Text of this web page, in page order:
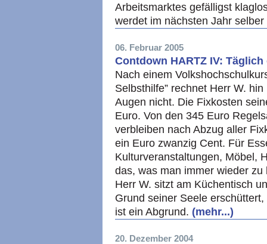
Arbeitsmarktes gefälligst
werdet im nächsten Jahr
06. Februar 2005
Contdown HARTZ IV:
Nach einem
Selbsthilfe” rechnet Herr W.
Augen nicht. Die Fixkosten
Euro. Von den 345 Euro
verbleiben nach Abzug aller
ein Euro zwanzig Cent. Für
Kulturveranstaltungen, Möbel,
das, was man immer wieder
Herr W. sitzt am Küchentisch
Grund seiner Seele
ist ein Abgrund. (mehr...)
20. Dezember 2004